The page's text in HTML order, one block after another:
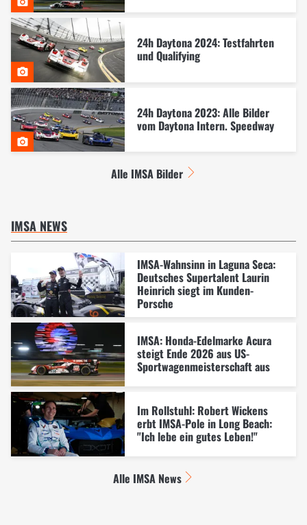
24h Daytona 2024: Testfahrten
und Qualifying
24h Daytona 2023: Alle Bilder
vom Daytona Intern. Speedway
Alle IMSA Bilder
IMSA NEWS
IMSA-Wahnsinn in Laguna Seca:
Deutsches Supertalent Laurin
Heinrich siegt im Kunden-
Porsche
IMSA: Honda-Edelmarke Acura
steigt Ende 2026 aus US-
Sportwagenmeisterschaft aus
Im Rollstuhl: Robert Wickens
erbt IMSA-Pole in Long Beach:
"Ich lebe ein gutes Leben!"
Alle IMSA News